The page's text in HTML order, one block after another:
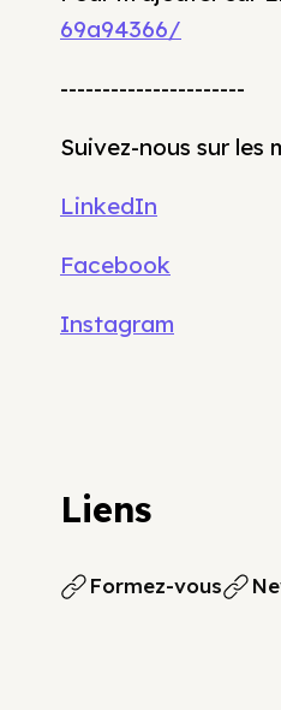
69a94366/
----------------------
Suivez-nous sur les
LinkedIn
Facebook
Instagram
Liens
Formez-vous